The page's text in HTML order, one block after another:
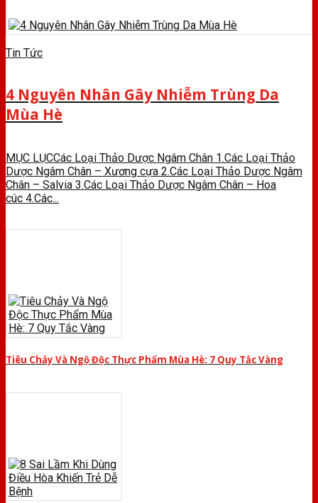
Tin Tức
4 Nguyên Nhân Gây Nhiễm Trùng Da
Mùa Hè
MỤC LỤCCác Loại Thảo Dược Ngâm Chân 1.Các Loại Thảo
Dược Ngâm Chân – Xương cựa 2.Các Loại Thảo Dược Ngâm
Chân – Salvia 3.Các Loại Thảo Dược Ngâm Chân – Hoa
cúc 4.Các...
Tiêu Chảy Và Ngộ Độc Thực Phẩm Mùa Hè: 7 Quy Tắc Vàng